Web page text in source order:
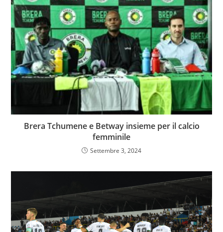
Brera Tchumene e Betway insieme per il calcio
femminile
Settembre 3, 2024